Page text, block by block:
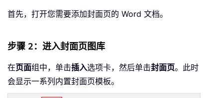
首先，打开您需要添加封面页的 Word 文档。
步骤 2：进入封面页图库
在页面组中，单击插入选项卡，然后单击封面页。此时
会显示一系列内置封面页模板。